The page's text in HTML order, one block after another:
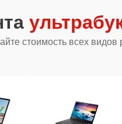
стоимость всех видов